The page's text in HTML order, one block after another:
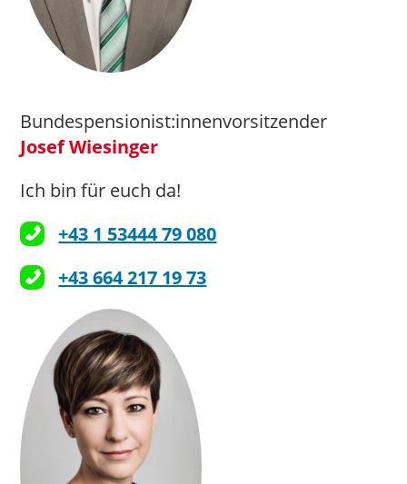
Bundespensionist:innenvorsitzender
Josef Wiesinger
Ich bin für euch da!
+43 1 53444 79 080
+43 664 217 19 73